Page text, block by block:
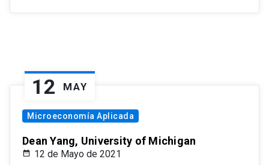
12 MAY
Microeconomía Aplicada
Dean Yang, University of Michigan
12 de Mayo de 2021